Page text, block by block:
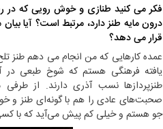
فکر می کنید طنازی و خوش رویی که در
درون مایه طنز دارد، مرتبط است؟ آیا
قرار می دهد؟
عمده کار‌هایی که من انجام می دهم طنز
یافته فرهنگی هستم که شوخ طبعی در
طنزپرداز‌ها نسب آذری دارند. از
صحبت‌های عادی را هم با گونه‌ای طنز و
جو هستم و خیلی کم پیش می‌آید که با